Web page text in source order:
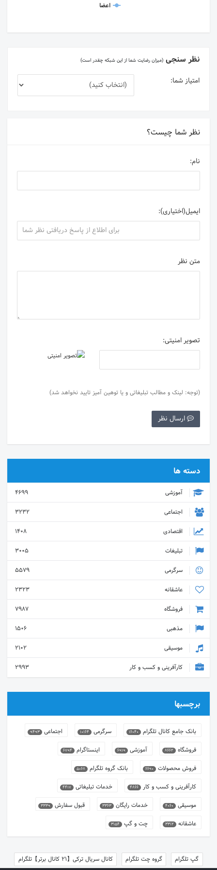
اعضا
نظر سنجی (میزان رضایت شما از این شبکه چقدر است)
امتیاز شما:
نظر شما چیست؟
نام:
ایمیل(اختیاری):
متن نظر
تصویر امنیتی:
(توجه: لینک و مطالب تبلیغاتی و یا توهین آمیز تایید نخواهد شد)
دسته ها
آموزشی
4699
اجتماعی
3232
اقتصادی
1408
تبلیغات
3005
سرگرمی
5579
عاشقانه
2323
فروشگاه
7987
مذهبی
1506
موسیقی
2102
کارآفرینی و کسب و کار
2993
برچسبها
بانک جامع کانال تلگرام 16040 سرگرمی 10164 اجتماعی 9493
فروشگاه 8662 آموزشی 6919 اینستاگرام 6794
فروش محصولات 6690 بانک گروه تلگرام 5068
کارآفرینی و کسب و کار 4866 خدمات تبلیغاتی 4417
موسیقی 4060 خدمات رایگان 3363 قبول سفارش 3339
عاشقانه 3312 چت و گپ 3154
گپ تلگرام گروه چت تلگرام کانال سریال ترکی【21 کانال برتر】تلگرام